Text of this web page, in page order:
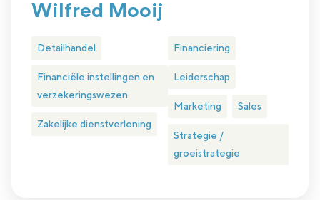
Wilfred Mooij
Detailhandel
Financiële instellingen en
verzekeringswezen
Zakelijke dienstverlening
Financiering
Leiderschap
Marketing Sales
Strategie /
groeistrategie